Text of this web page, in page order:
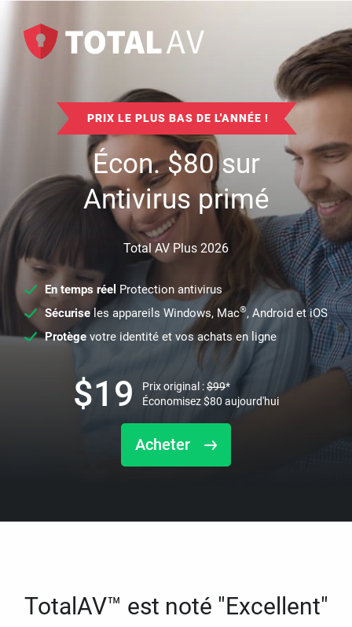
PRIX LE PLUS BAS DE L'ANNÉE !
Écon.$80sur
Antivirus primé
Total AV Plus 2026
En temps réel Protection antivirus
Sécuriseles appareils Windows, Mac®, Android et iOS
Protège votre identité et vos achats en ligne
Acheter
$19 Prix original :$99*
Économisez$80 aujourd'hui
TotalAV™ est noté "Excellent"